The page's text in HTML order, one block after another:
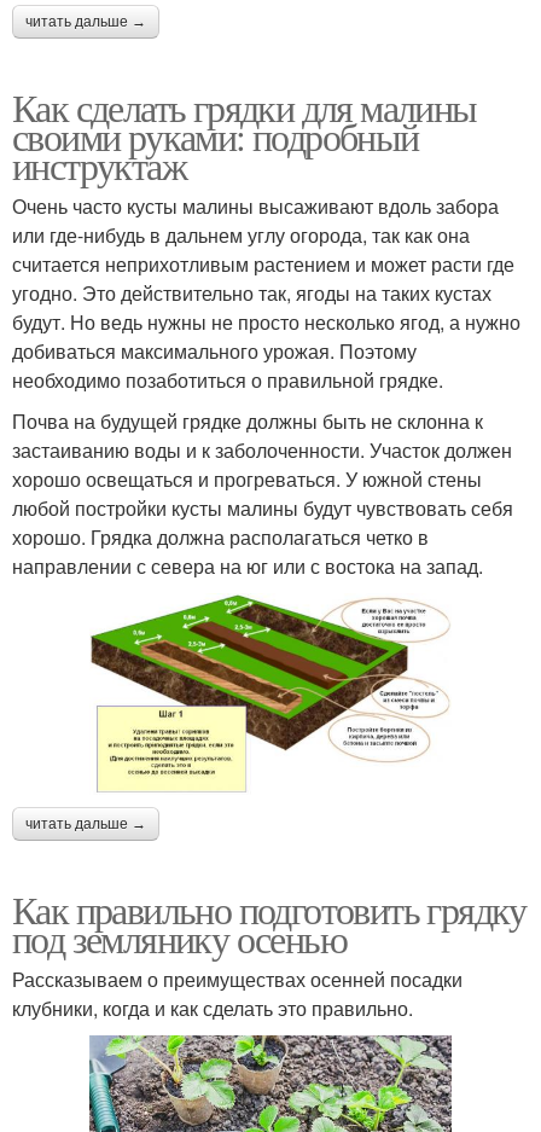
читать дальше →
Как сделать грядки для малины
своими руками: подробный
инструктаж
Очень часто кусты малины высаживают вдоль забора
или где-нибудь в дальнем углу огорода, так как она
считается неприхотливым растением и может расти где
угодно. Это действительно так, ягоды на таких кустах
будут. Но ведь нужны не просто несколько ягод, а нужно
добиваться максимального урожая. Поэтому
необходимо позаботиться о правильной грядке.
Почва на будущей грядке должны быть не склонна к
застаиванию воды и к заболоченности. Участок должен
хорошо освещаться и прогреваться. У южной стены
любой постройки кусты малины будут чувствовать себя
хорошо. Грядка должна располагаться четко в
направлении с севера на юг или с востока на запад.
читать дальше →
Как правильно подготовить грядку
под землянику осенью
Рассказываем о преимуществах осенней посадки
клубники, когда и как сделать это правильно.